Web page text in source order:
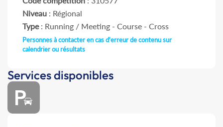
Niveau : Régional
Type: Running / Meeting - Course - Cross
Personnes à contacter en cas d'erreur de contenu sur
calendrier ou résultats
Services disponibles